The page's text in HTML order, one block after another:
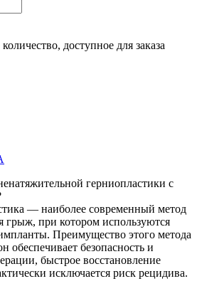
доступное для заказа
герниопластики с
— наиболее современный метод
грыж, при котором используются
Преимущество этого метода
обеспечивает безопасность и
быстрое восстановление
исключается риск рецидива.